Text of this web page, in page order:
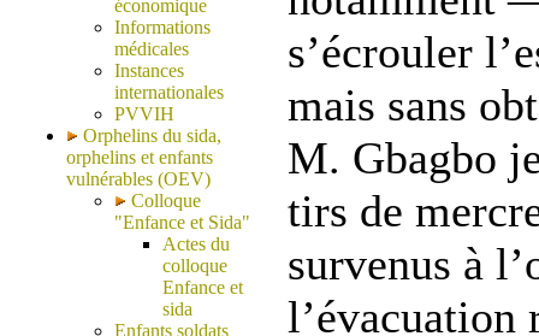
économique
Informations
médicales
Instances
internationales
PVVIH
Orphelins du sida,
orphelins et enfants
vulnérables (OEV)
Colloque
"Enfance et Sida"
Actes du
colloque
Enfance et
sida
Enfants soldats
s’écrouler
mais sans
M. Gbagbo
tirs de
survenus à
l’évacuation